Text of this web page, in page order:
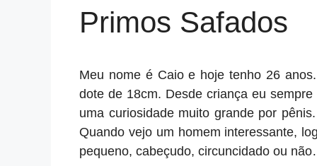
Primos Safados
Meu nome é Caio e hoje tenho 26
dote de 18cm. Desde criança eu
uma curiosidade muito grande por
Quando vejo um homem interessante,
pequeno, cabeçudo, circuncidado ou